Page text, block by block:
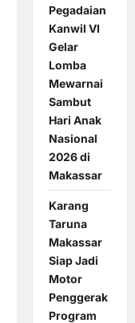
Pegadaian
Kanwil VI
Gelar
Lomba
Mewarnai
Sambut
Hari Anak
Nasional
2026 di
Makassar
Karang
Taruna
Makassar
Siap Jadi
Motor
Penggerak
Program